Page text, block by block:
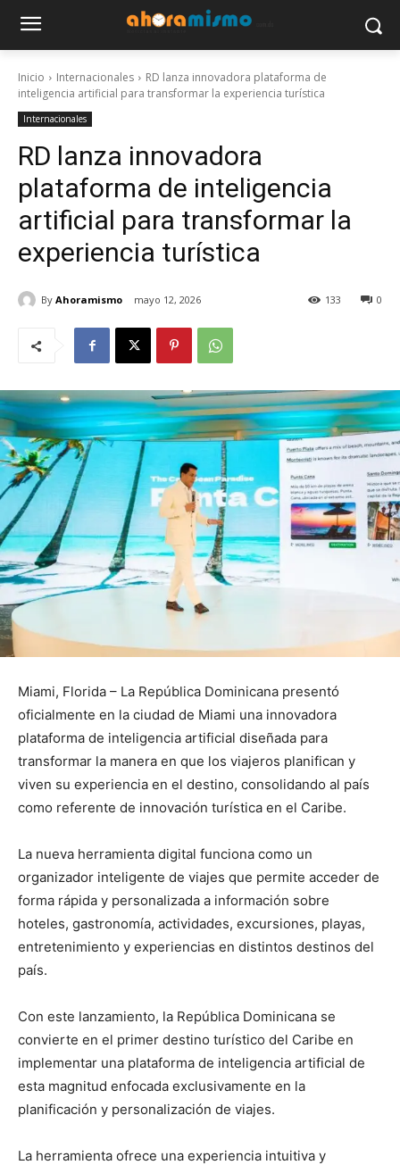
Inicio Internacionales
RD lanza innovadora plataforma de
inteligencia artificial para transformar la experiencia turística
Internacionales
RD lanza innovadora
plataforma de inteligencia
artificial para transformar la
experiencia turística
By Ahoramismo mayo 12, 2026 0
133
Miami, Florida – La República Dominicana presentó
oficialmente en la ciudad de Miami una innovadora
plataforma de inteligencia artificial diseñada para
transformar la manera en que los viajeros planifican y
viven su experiencia en el destino, consolidando al país
como referente de innovación turística en el Caribe.
La nueva herramienta digital funciona como un
organizador inteligente de viajes que permite acceder de
forma rápida y personalizada a información sobre
hoteles, gastronomía, actividades, excursiones, playas,
entretenimiento y experiencias en distintos destinos del
país.
Con este lanzamiento, la República Dominicana se
convierte en el primer destino turístico del Caribe en
implementar una plataforma de inteligencia artificial de
esta magnitud enfocada exclusivamente en la
planificación y personalización de viajes.
La herramienta ofrece una experiencia intuitiva y